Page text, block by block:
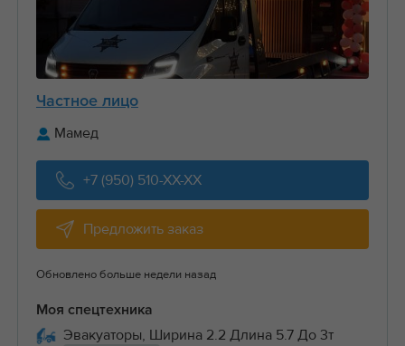
Частное лицо
Мамед
+7 (950) 510-XX-XX
Предложить заказ
Обновлено больше недели назад
Моя спецтехника
Эвакуаторы, Ширина 2.2 Длина 5.7 До 3т